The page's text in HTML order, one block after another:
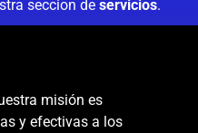
seccion de servicios.
misión es
y efectivas a los